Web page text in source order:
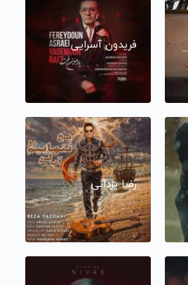
فریدون آسرایی
رضا یزدانی